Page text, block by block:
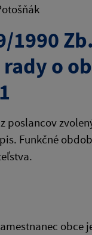
1990 Zb.
o
poslancov
Funkčné
obce